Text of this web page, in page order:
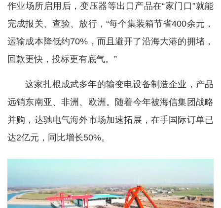
作业场所启用后，变压器等出口产品在“家门口”就能
完成报关、查验、放行，“每个集装箱节省400余元，
运输成本降低约70%，而且避开了沿海大港的拥堵，
回款更快，投标更有底气。”
这家扎根成武多年的输变电设备制造企业，产品
远销东南亚、非洲、欧洲。随着今年被海信集团战略
并购，达驰电气海外市场加速拓展，在手国际订单已
达2亿元，同比增长50%。